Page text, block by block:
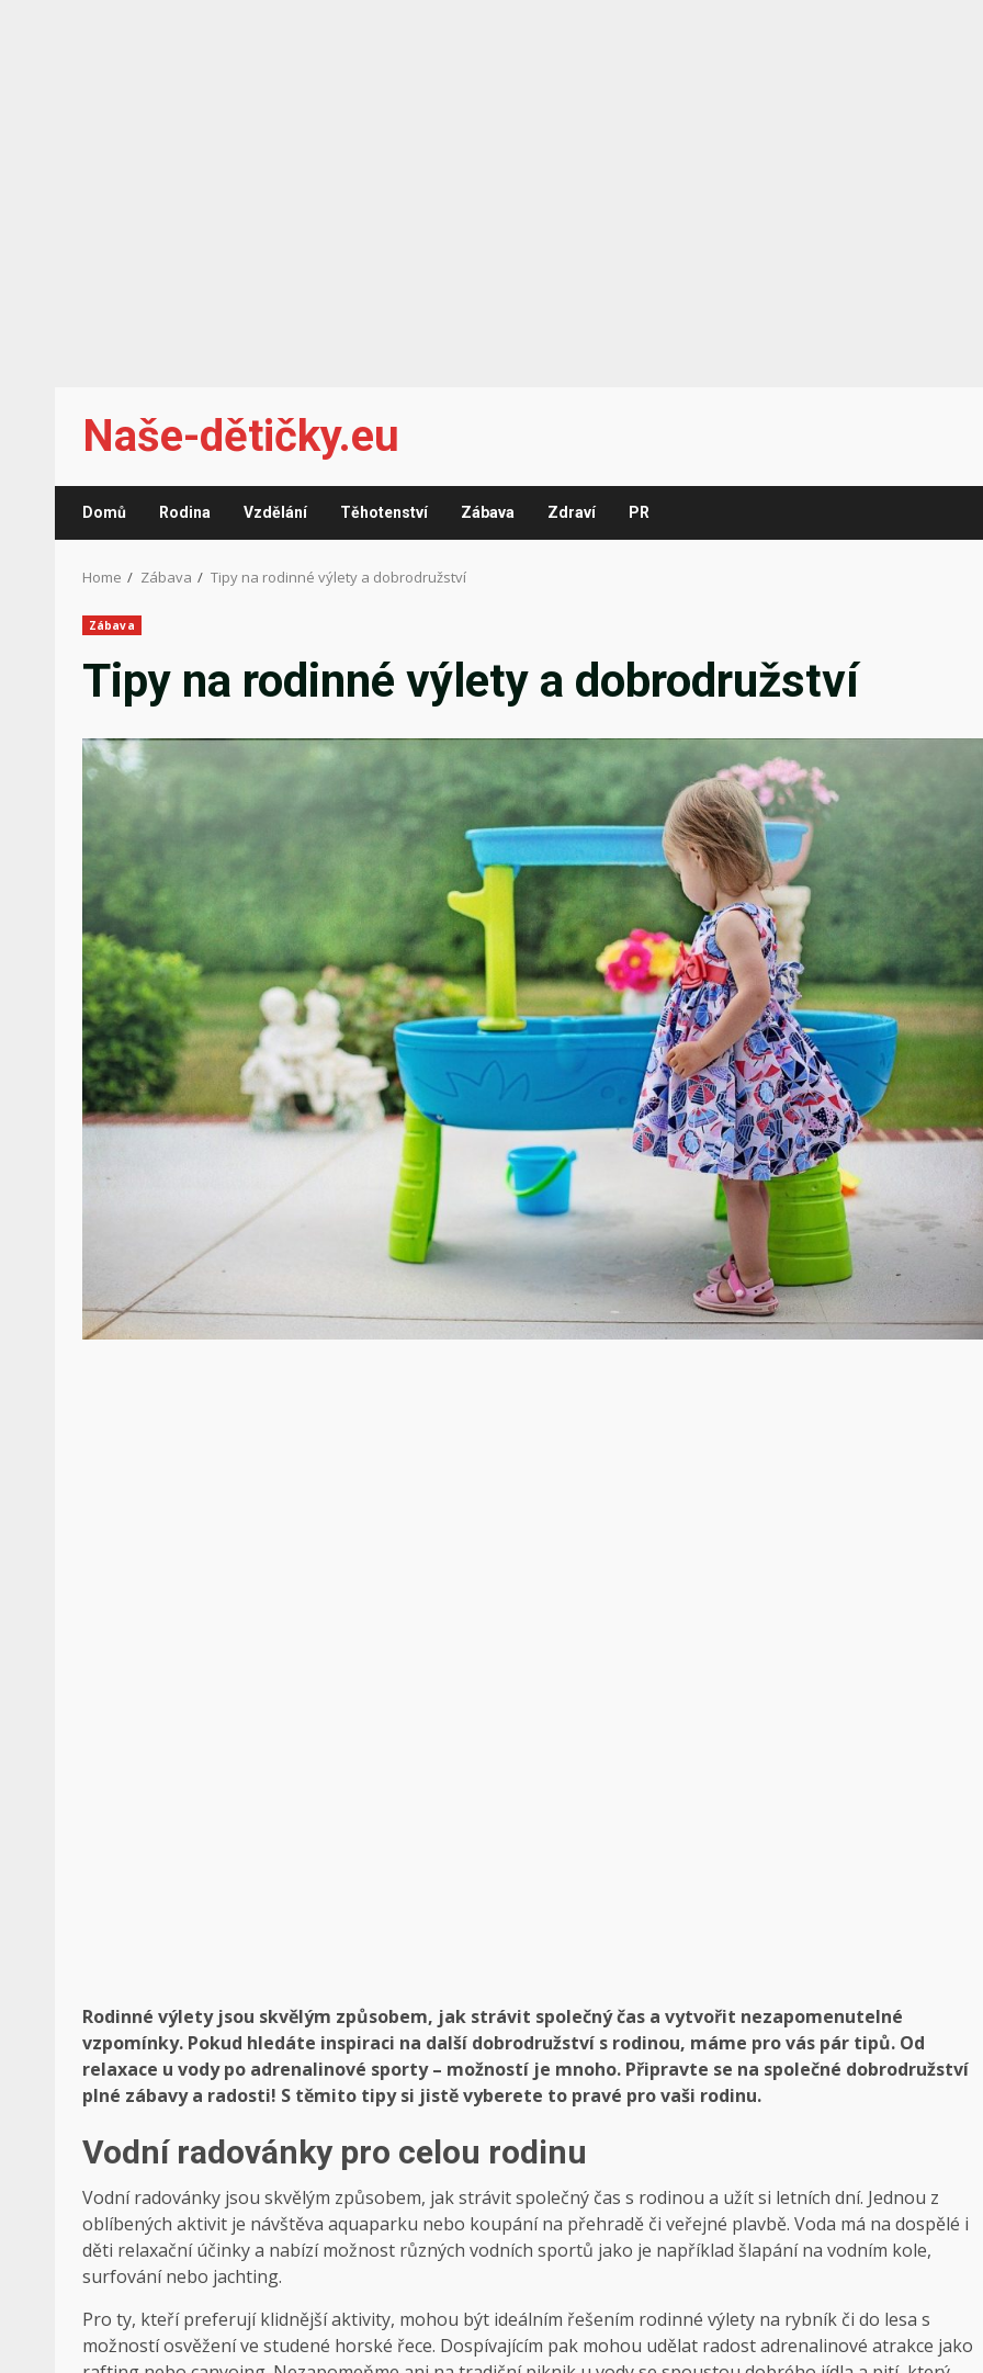
content
Naše-dětičky.eu
Domů Rodina Vzdělání Těhotenství Zábava Zdraví PR
Home Zábava Tipy na rodinné výlety a dobrodružství
Zábava
Tipy na rodinné výlety a dobrodružství
Rodinné výlety jsou skvělým způsobem, jak strávit společný čas a vytvořit nezapomenutelné
vzpomínky. Pokud hledáte inspiraci na další dobrodružství s rodinou, máme pro vás pár tipů. Od
relaxace u vody po adrenalinové sporty – možností je mnoho. Připravte se na společné dobrodružství
plné zábavy a radosti! S těmito tipy si jistě vyberete to pravé pro vaši rodinu.
Vodní radovánky pro celou rodinu
Vodní radovánky jsou skvělým způsobem, jak strávit společný čas s rodinou a užít si letních dní. Jednou z
oblíbených aktivit je návštěva aquaparku nebo koupání na přehradě či veřejné plavbě. Voda má na dospělé i
děti relaxační účinky a nabízí možnost různých vodních sportů jako je například šlapání na vodním kole,
surfování nebo jachting.
Pro ty, kteří preferují klidnější aktivity, mohou být ideálním řešením rodinné výlety na rybník či do lesa s
možností osvěžení ve studené horské řece. Dospívajícím pak mohou udělat radost adrenalinové atrakce jako